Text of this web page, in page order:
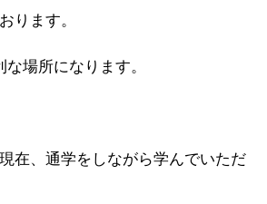
ります。
場所になります。
在、通学をしながら学んでいただ